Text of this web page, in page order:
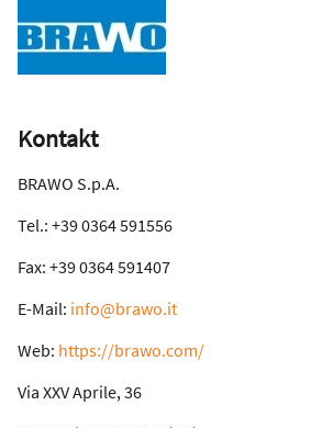
Kontakt
BRAWO S.p.A.
Tel.: +39 0364 591556
Fax: +39 0364 591407
E-Mail: info@brawo.it
Web: https://brawo.com/
Via XXV Aprile, 36